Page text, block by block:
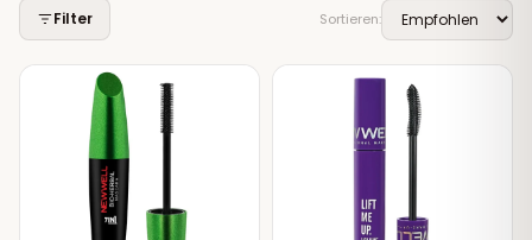
Filter Sortieren: